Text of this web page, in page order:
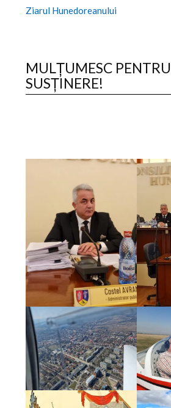
Ziarul Hunedoreanului
MULȚUMESC PENTRU
SUSȚINERE!